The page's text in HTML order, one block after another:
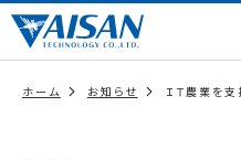
ホーム お知らせ ＩＴ農業を